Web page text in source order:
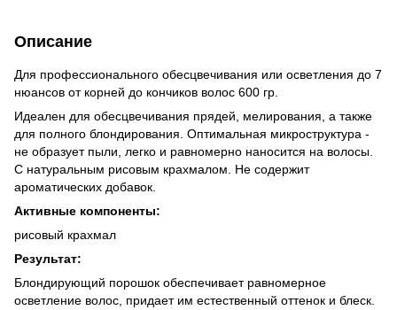
Описание
Для профессионального обесцвечивания или осветления до 7
нюансов от корней до кончиков волос 600 гр.
Идеален для обесцвечивания прядей, мелирования, а также
для полного блондирования. Оптимальная микроструктура -
не образует пыли, легко и равномерно наносится на волосы.
С натуральным рисовым крахмалом. Не содержит
ароматических добавок.
Активные компоненты:
рисовый крахмал
Результат:
Блондирующий порошок обеспечивает равномерное
осветление волос, придает им естественный оттенок и блеск.